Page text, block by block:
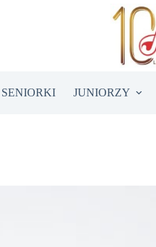
SENIORKI JUNIORZY